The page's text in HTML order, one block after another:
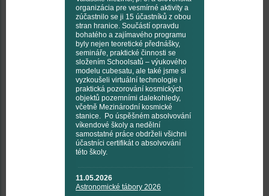
organizácia pre vesmírné aktivity a
zúčastnilo se ji 15 účastníků z obou
stran hranice. Součástí opravdu
bohatého a zajímavého programu
byly nejen teoretické přednášky,
semináře, praktické činnosti se
složením Schoolsatů – výukového
modelu cubesatu, ale také jsme si
vyzkoušeli virtuální technologie i
praktická pozorování kosmických
objektů pozemními dalekohledy,
včetně Mezinárodní kosmické
stanice. Po úspěšném absolvování
víkendové školy a nedělní
samostatné práce obdrželi všichni
účastníci certifikát o absolvování
této školy.
11.05.2026
Astronomické tábory 2026